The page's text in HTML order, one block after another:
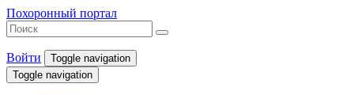
Похоронный портал
Войти
Toggle navigation
Toggle navigation